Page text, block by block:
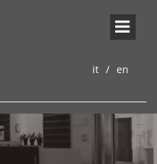
it en